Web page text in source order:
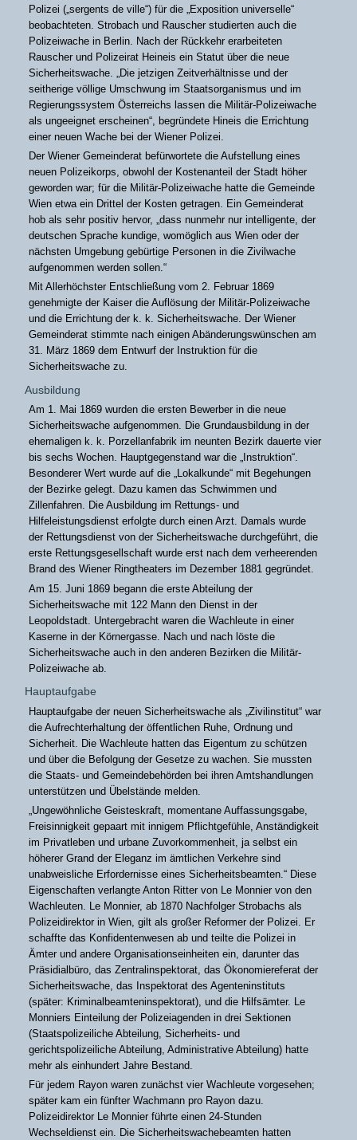
Polizei („sergents de ville“) für die „Exposition universelle“
beobachteten. Strobach und Rauscher studierten auch die
Polizeiwache in Berlin. Nach der Rückkehr erarbeiteten
Rauscher und Polizeirat Heineis ein Statut über die neue
Sicherheitswache. „Die jetzigen Zeitverhältnisse und der
seitherige völlige Umschwung im Staatsorganismus und im
Regierungssystem Österreichs lassen die Militär-Polizeiwache
als ungeeignet erscheinen“, begründete Hineis die Errichtung
einer neuen Wache bei der Wiener Polizei.
Der Wiener Gemeinderat befürwortete die Aufstellung eines
neuen Polizeikorps, obwohl der Kostenanteil der Stadt höher
geworden war; für die Militär-Polizeiwache hatte die Gemeinde
Wien etwa ein Drittel der Kosten getragen. Ein Gemeinderat
hob als sehr positiv hervor, „dass nunmehr nur intelligente, der
deutschen Sprache kundige, womöglich aus Wien oder der
nächsten Umgebung gebürtige Personen in die Zivilwache
aufgenommen werden sollen.“
Mit Allerhöchster Entschließung vom 2. Februar 1869
genehmigte der Kaiser die Auflösung der Militär-Polizeiwache
und die Errichtung der k. k. Sicherheitswache. Der Wiener
Gemeinderat stimmte nach einigen Abänderungswünschen am
31. März 1869 dem Entwurf der Instruktion für die
Sicherheitswache zu.
Ausbildung
Am 1. Mai 1869 wurden die ersten Bewerber in die neue
Sicherheitswache aufgenommen. Die Grundausbildung in der
ehemaligen k. k. Porzellanfabrik im neunten Bezirk dauerte vier
bis sechs Wochen. Hauptgegenstand war die „Instruktion“.
Besonderer Wert wurde auf die „Lokalkunde“ mit Begehungen
der Bezirke gelegt. Dazu kamen das Schwimmen und
Zillenfahren. Die Ausbildung im Rettungs- und
Hilfeleistungsdienst erfolgte durch einen Arzt. Damals wurde
der Rettungsdienst von der Sicherheitswache durchgeführt, die
erste Rettungsgesellschaft wurde erst nach dem verheerenden
Brand des Wiener Ringtheaters im Dezember 1881 gegründet.
Am 15. Juni 1869 begann die erste Abteilung der
Sicherheitswache mit 122 Mann den Dienst in der
Leopoldstadt. Untergebracht waren die Wachleute in einer
Kaserne in der Körnergasse. Nach und nach löste die
Sicherheitswache auch in den anderen Bezirken die Militär-
Polizeiwache ab.
Hauptaufgabe
Hauptaufgabe der neuen Sicherheitswache als „Zivilinstitut“ war
die Aufrechterhaltung der öffentlichen Ruhe, Ordnung und
Sicherheit. Die Wachleute hatten das Eigentum zu schützen
und über die Befolgung der Gesetze zu wachen. Sie mussten
die Staats- und Gemeindebehörden bei ihren Amtshandlungen
unterstützen und Übelstände melden.
„Ungewöhnliche Geisteskraft, momentane Auffassungsgabe,
Freisinnigkeit gepaart mit innigem Pflichtgefühle, Anständigkeit
im Privatleben und urbane Zuvorkommenheit, ja selbst ein
höherer Grand der Eleganz im ämtlichen Verkehre sind
unabweisliche Erfordernisse eines Sicherheitsbeamten.“ Diese
Eigenschaften verlangte Anton Ritter von Le Monnier von den
Wachleuten. Le Monnier, ab 1870 Nachfolger Strobachs als
Polizeidirektor in Wien, gilt als großer Reformer der Polizei. Er
schaffte das Konfidentenwesen ab und teilte die Polizei in
Ämter und andere Organisationseinheiten ein, darunter das
Präsidialbüro, das Zentralinspektorat, das Ökonomiereferat der
Sicherheitswache, das Inspektorat des Agenteninstituts
(später: Kriminalbeamteninspektorat), und die Hilfsämter. Le
Monniers Einteilung der Polizeiagenden in drei Sektionen
(Staatspolizeiliche Abteilung, Sicherheits- und
gerichtspolizeiliche Abteilung, Administrative Abteilung) hatte
mehr als einhundert Jahre Bestand.
Für jedem Rayon waren zunächst vier Wachleute vorgesehen;
später kam ein fünfter Wachmann pro Rayon dazu.
Polizeidirektor Le Monnier führte einen 24-Stunden
Wechseldienst ein. Die Sicherheitswachebeamten hatten